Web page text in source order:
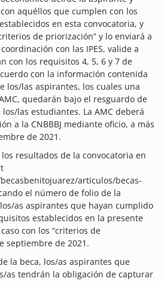
aquéllos que cumplen con los
en esta convocatoria, y
de priorización” y lo enviará a
con las IPES, valide a
con los requisitos 4, 5, 6 y 7 de
con la información contenida
los/las aspirantes, los cuales una
quedarán bajo el resguardo de
los/las estudiantes. La AMC deberá
a la CNBBBJ mediante oficio, a más
de 2021.
los resultados de la convocatoria en
articulos/becas-
el número de folio de la
as aspirantes que hayan cumplido
establecidos en la presente
con los “criterios de
septiembre de 2021.
la beca, los/as aspirantes que
as tendrán la obligación de capturar